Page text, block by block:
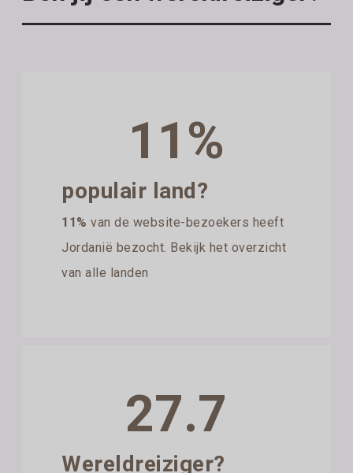
11%
populair land?
11% van de website-bezoekers heeft
Jordanië bezocht. Bekijk het overzicht
van alle landen
27.7
Wereldreiziger?